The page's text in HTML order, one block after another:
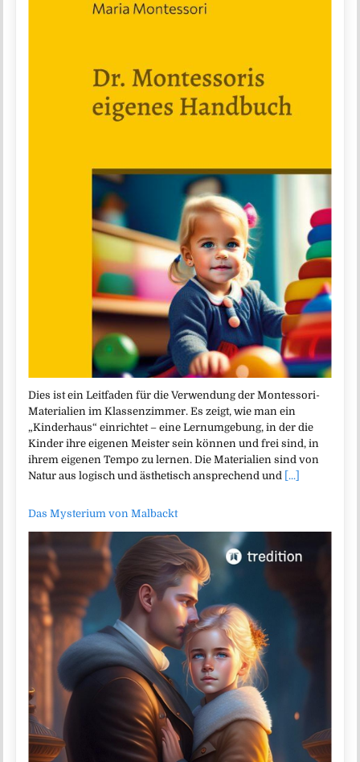
Dies ist ein Leitfaden für die Verwendung der Montessori-
Materialien im Klassenzimmer. Es zeigt, wie man ein
„Kinderhaus“ einrichtet – eine Lernumgebung, in der die
Kinder ihre eigenen Meister sein können und frei sind, in
ihrem eigenen Tempo zu lernen. Die Materialien sind von
Natur aus logisch und ästhetisch ansprechend und [...]
Das Mysterium von Malbackt